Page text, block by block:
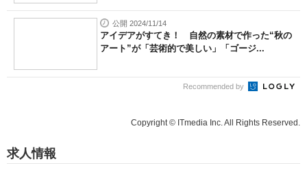
公開 2024/11/14
アイデアがすてき！ 自然の素材で作った“秋の
アート”が「芸術的で美しい」「ゴージ...
Recommended by
Copyright © ITmedia Inc. All Rights Reserved.
求人情報